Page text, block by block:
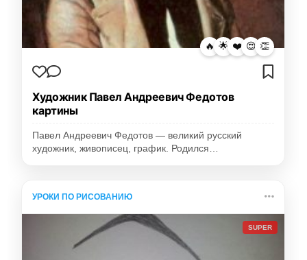
🔥 🌟 ❤️ 😍 👏
Художник Павел Андреевич Федотов
картины
Павел Андреевич Федотов — великий русский
художник, живописец, график. Родился…
УРОКИ ПО РИСОВАНИЮ
SUPER